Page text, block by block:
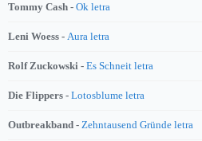
Tommy Cash - Ok letra
Leni Woess - Aura letra
Rolf Zuckowski - Es Schneit letra
Die Flippers - Lotosblume letra
Outbreakband - Zehntausend Gründe letra